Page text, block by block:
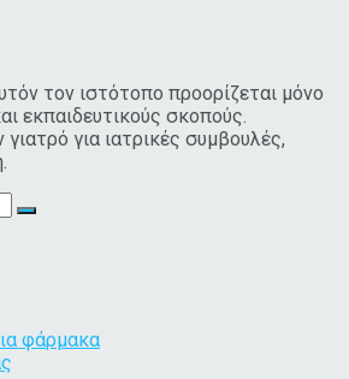
τον ιστότοπο προορίζεται μόνο
εκπαιδευτικούς σκοπούς.
για ιατρικές συμβουλές,
φάρμακα